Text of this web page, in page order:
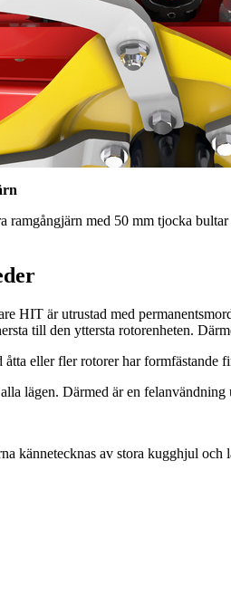
ramgångjärn med 50 mm tjocka
HIT är utrustad med
till den yttersta rotorenheten.
åtta eller fler rotorer har formfästande
lägen. Därmed är en felanvändning
kännetecknas av stora kugghjul